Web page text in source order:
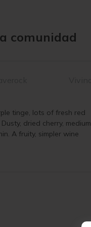
comunidad
tinge, lots of fresh red
dried cherry, medium
A fruity, simpler wine